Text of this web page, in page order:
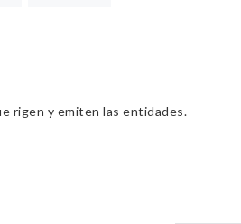
rigen y emiten las entidades.